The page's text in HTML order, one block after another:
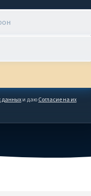
данныхи даюСогласие на их